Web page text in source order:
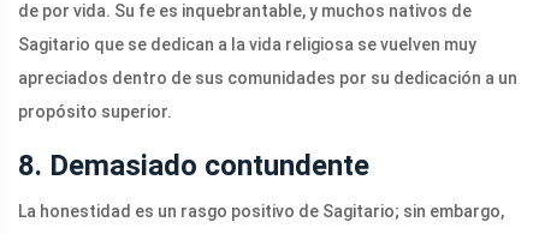
de por vida. Su fe es inquebrantable, y muchos nativos de
Sagitario que se dedican a la vida religiosa se vuelven muy
apreciados dentro de sus comunidades por su dedicación a un
propósito superior.
8. Demasiado contundente
La honestidad es un rasgo positivo de Sagitario; sin embargo,